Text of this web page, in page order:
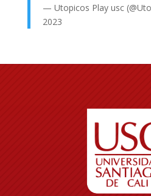
— Utopicos Play usc
2023